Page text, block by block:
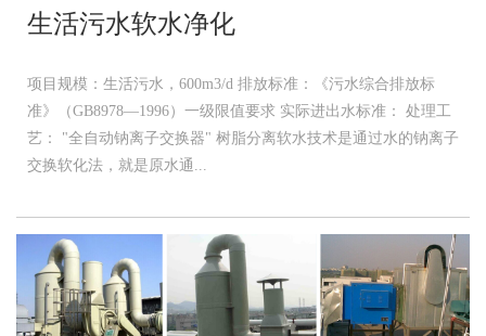
生活污水软水净化
项目规模：生活污水，600m3/d 排放标准：《污水综合排放标
准》（GB8978—1996）一级限值要求 实际进出水标准： 处理工
艺： "全自动钠离子交换器" 树脂分离软水技术是通过水的钠离子
交换软化法，就是原水通...